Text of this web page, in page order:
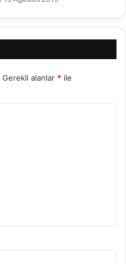
Gerekli alanlar * ile